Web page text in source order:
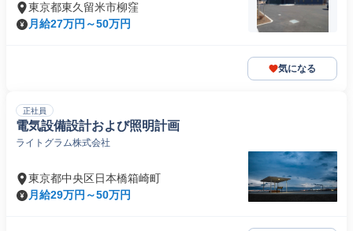
東京都東久留米市柳窪
月給27万円～50万円
気になる
正社員
電気設備設計および照明計画
ライトグラム株式会社
東京都中央区日本橋箱崎町
月給29万円～50万円